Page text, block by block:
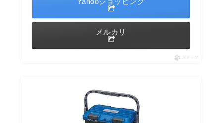
メルカリ
ポチップ